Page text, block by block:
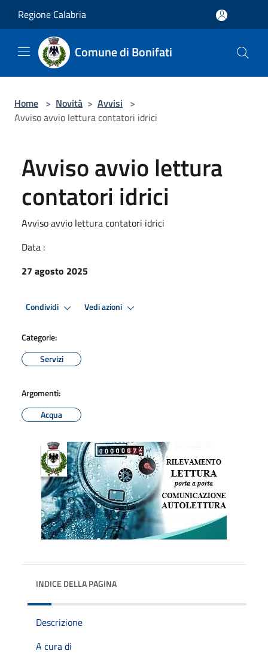
Regione Calabria
Comune di Bonifati
Home > Novità > Avvisi >
Avviso avvio lettura contatori idrici
Avviso avvio lettura
contatori idrici
Avviso avvio lettura contatori idrici
Data :
27 agosto 2025
Condividi Vedi azioni
Categorie:
Servizi
Argomenti:
Acqua
INDICE DELLA PAGINA
Descrizione
A cura di